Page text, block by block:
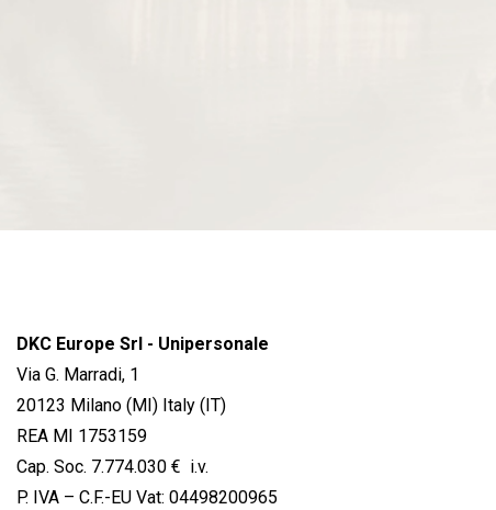
DKC Europe Srl - Unipersonale
Via G. Marradi, 1
20123 Milano (MI) Italy (IT)
REA MI 1753159
Cap. Soc. 7.774.030 € i.v.
P. IVA – C.F.-EU Vat: 04498200965